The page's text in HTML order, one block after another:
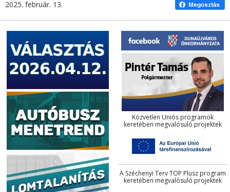
2025. február. 13.
Közvetlen Uniós programok
keretében megvalósuló projektek
A Széchenyi Terv TOP Plusz program
keretében megvalósuló projektek